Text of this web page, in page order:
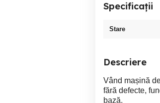
Specificații
Stare
Descriere
Vând mașină
fără defecte,
bază.